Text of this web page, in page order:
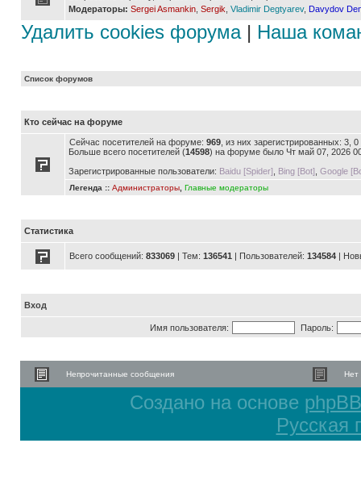
Модераторы: Sergei Asmankin Sergik Vladimir Degtyarev, Davydov
Удалить cookies форума| Наша
Список форумов
Кто сейчас на форуме
Сейчас посетителей на форуме: 969 , из них зарегистрированных: 3,
Больше всего посетителей (14598) на форуме было Чт май 07, 2026
Зарегистрированные пользователи: Baidu [Spider] Bing [Bot] Google
Легенда :: Администраторы Главные модераторы
Статистика
Всего сообщений: 833069 | Тем: 136541 | Пользователей: 134584 |
Вход
Имя пользователя: Пароль:
Непрочитанные сообщения Нет
Создано на основе phpBB
Русская